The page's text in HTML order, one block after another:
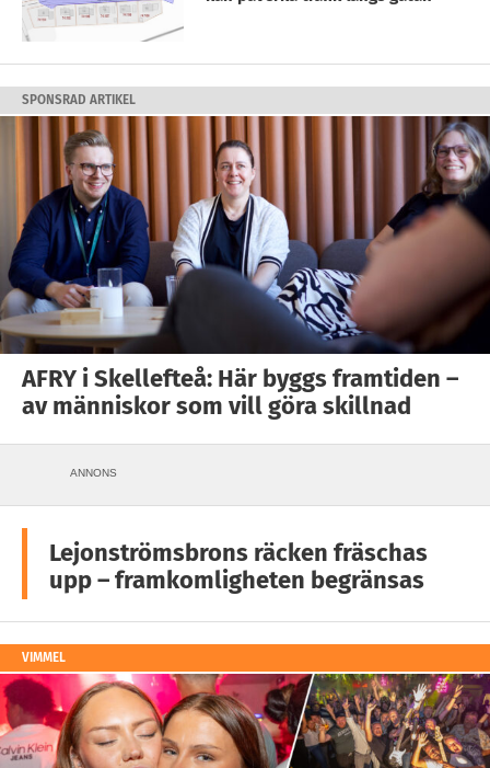
SPONSRAD ARTIKEL
AFRY i Skellefteå: Här byggs framtiden –
av människor som vill göra skillnad
ANNONS
Lejonströmsbrons räcken fräschas
upp – framkomligheten begränsas
VIMMEL